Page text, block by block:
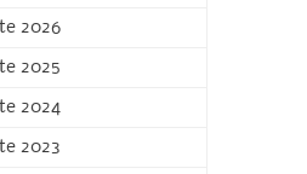
2026
2025
2024
2023